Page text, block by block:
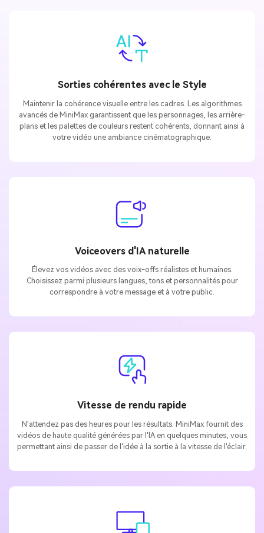
Sorties cohérentes avec le Style
Maintenir la cohérence visuelle entre les cadres. Les algorithmes
avancés de MiniMax garantissent que les personnages, les arrière-
plans et les palettes de couleurs restent cohérents, donnant ainsi à
votre vidéo une ambiance cinématographique.
Voiceovers d'IA naturelle
Élevez vos vidéos avec des voix-offs réalistes et humaines.
Choisissez parmi plusieurs langues, tons et personnalités pour
correspondre à votre message et à votre public.
Vitesse de rendu rapide
N'attendez pas des heures pour les résultats. MiniMax fournit des
vidéos de haute qualité générées par l'IA en quelques minutes, vous
permettant ainsi de passer de l'idée à la sortie à la vitesse de l'éclair.